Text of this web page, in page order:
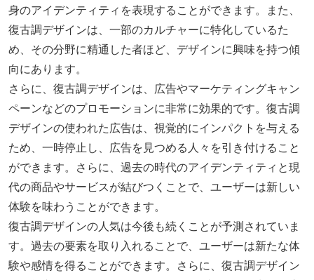
身のアイデンティティを表現することができます。また、
復古調デザインは、一部のカルチャーに特化しているた
め、その分野に精通した者ほど、デザインに興味を持つ傾
向にあります。
さらに、復古調デザインは、広告やマーケティングキャン
ペーンなどのプロモーションに非常に効果的です。復古調
デザインの使われた広告は、視覚的にインパクトを与える
ため、一時停止し、広告を見つめる人々を引き付けること
ができます。さらに、過去の時代のアイデンティティと現
代の商品やサービスが結びつくことで、ユーザーは新しい
体験を味わうことができます。
復古調デザインの人気は今後も続くことが予測されていま
す。過去の要素を取り入れることで、ユーザーは新たな体
験や感情を得ることができます。さらに、復古調デザイン